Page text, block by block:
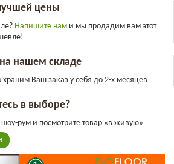
цены
Напишите нам и мы продадим вам этот
нашем складе
Ваш заказ у себя до 2-х месяцев
в выборе?
рум и посмотрите товар «в живую»